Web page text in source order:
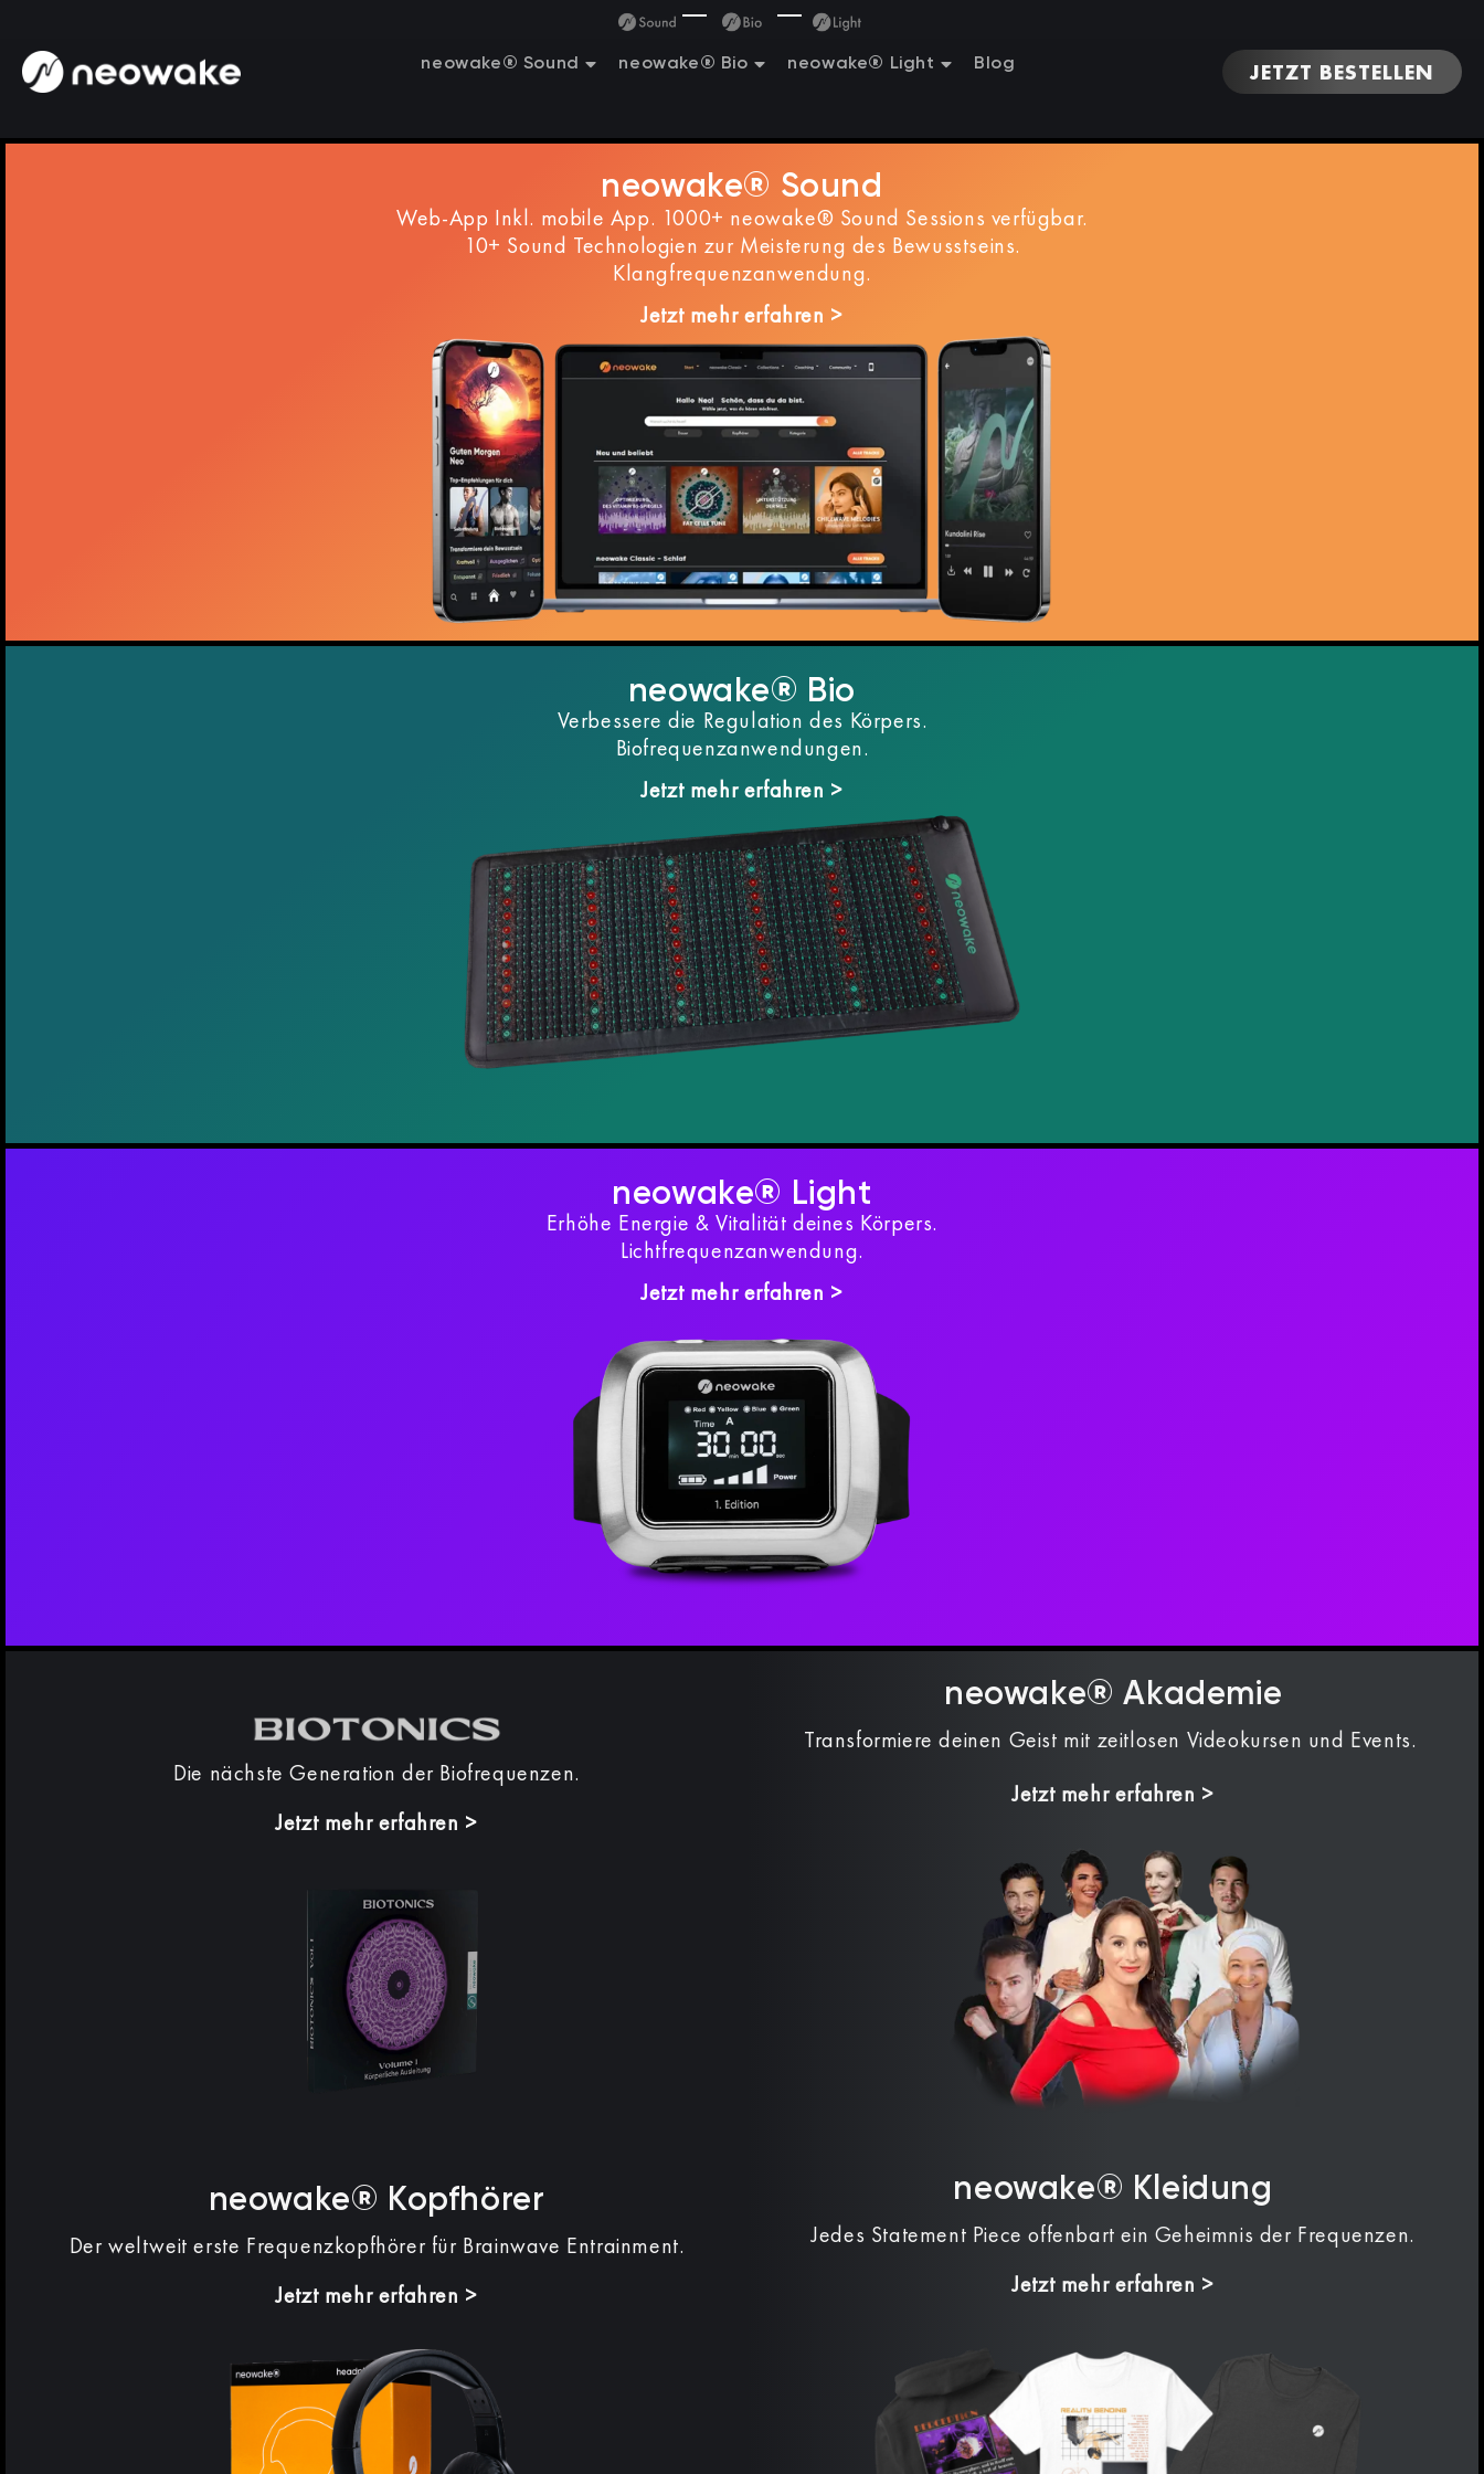
neowake® Sound neowake® Bio neowake® Light Blog JETZT BESTELLEN
neowake® Sound
Web-App Inkl. mobile App. 1000+ neowake® Sound Sessions verfügbar.
10+ Sound Technologien zur Meisterung des Bewusstseins.
Klangfrequenzanwendung.
Jetzt mehr erfahren >
neowake® Bio
Verbessere die Regulation des Körpers.
Biofrequenzanwendungen.
Jetzt mehr erfahren >
neowake® Light
Erhöhe Energie & Vitalität deines Körpers.
Lichtfrequenzanwendung.
Jetzt mehr erfahren >
Die nächste Generation der Biofrequenzen.
Jetzt mehr erfahren >
neowake® Akademie
Transformiere deinen Geist mit zeitlosen Videokursen und Events.
Jetzt mehr erfahren >
neowake® Kopfhörer
Der weltweit erste Frequenzkopfhörer für Brainwave Entrainment.
Jetzt mehr erfahren >
neowake® Kleidung
Jedes Statement Piece offenbart ein Geheimnis der Frequenzen.
Jetzt mehr erfahren >